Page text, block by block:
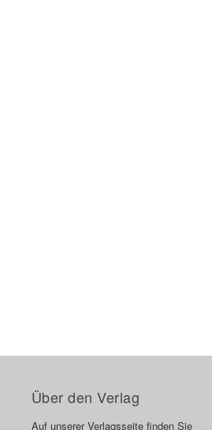
Über den Verlag
Auf unserer Verlagsseite finden Sie